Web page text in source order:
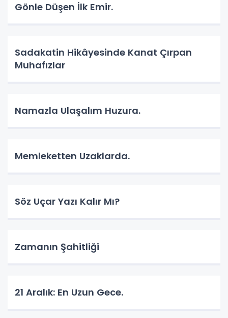
Gönle Düşen İlk Emir.
Sadakatin Hikâyesinde Kanat Çırpan
Muhafızlar
Namazla Ulaşalım Huzura.
Memleketten Uzaklarda.
Söz Uçar Yazı Kalır Mı?
Zamanın Şahitliği
​21 Aralık: En Uzun Gece.